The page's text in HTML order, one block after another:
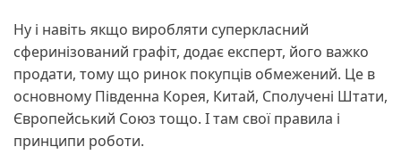
Ну і навіть якщо виробляти суперкласний
сферинізований графіт, додає експерт, його важко
продати, тому що ринок покупців обмежений. Це в
основному Південна Корея, Китай, Сполучені Штати,
Європейський Союз тощо. І там свої правила і
принципи роботи.